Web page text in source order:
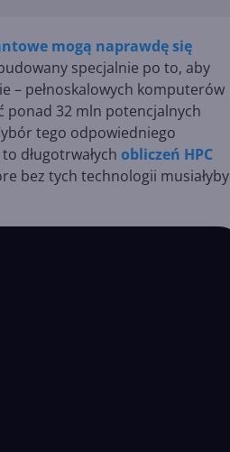
mogą naprawdę się
specjalnie po to, aby
– pełnoskalowych komputerów
ponad 32 mln potencjalnych
tego odpowiedniego
długotrwałych obliczeń HPC
bez tych technologii musiałyby